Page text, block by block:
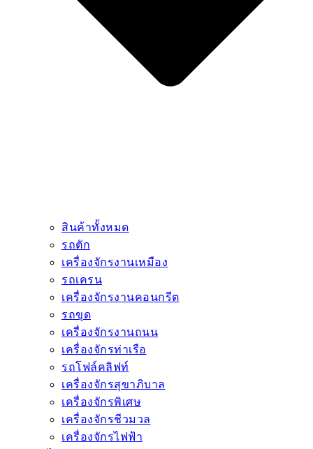
สินค้าทั้งหมด
รถตัก
เครื่องจักรงานเหมือง
รถเครน
เครื่องจักรงานคอนกรีต
รถขุด
เครื่องจักรงานถนน
เครื่องจักรท่าเรือ
รถโฟล์คลิฟท์
เครื่องจักรสุขาภิบาล
เครื่องจักรพิเศษ
เครื่องจักรชีวมวล
เครื่องจักรไฟฟ้า